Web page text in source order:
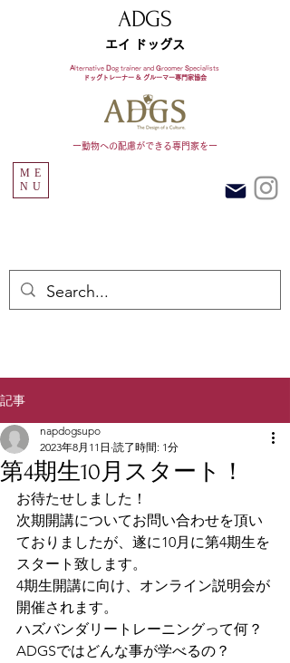
ー​動物への配慮ができる専門家をー
Alternative Dog trainer and Groomer Specialists
ドッグトレーナー & グルーマー専門家協会​
ME
NU
ADGS
エイ ドッグス
記事
第4期生10月スタート！
napdogsupo
2023年8月11日 読了時間: 1分
お待たせしました！
次期開講についてお問い合わせを頂い
ておりましたが、遂に10月に第4期生を
スタート致します。
4期生開講に向け、オンライン説明会が
開催されます。
ハズバンダリートレーニングって何？
ADGSではどんな事が学べるの？